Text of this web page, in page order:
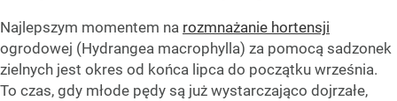
Najlepszym momentem na rozmnażanie hortensji
ogrodowej (Hydrangea macrophylla) za pomocą sadzonek
zielnych jest okres od końca lipca do początku września.
To czas, gdy młode pędy są już wystarczająco dojrzałe,